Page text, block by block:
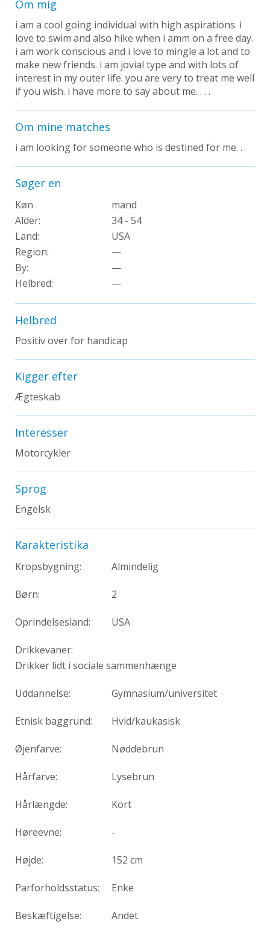
Om mig
i am a cool going individual with high aspirations. i
love to swim and also hike when i amm on a free day.
i am work conscious and i love to mingle a lot and to
make new friends. i am jovial type and with lots of
interest in my outer life. you are very to treat me well
if you wish. i have more to say about me. . . .
Om mine matches
i am looking for someone who is destined for me. .
Søger en
Køn
mand
Alder:
34 - 54
Land:
USA
Region:
—
By:
—
Helbred:
—
Helbred
Positiv over for handicap
Kigger efter
Ægteskab
Interesser
Motorcykler
Sprog
Engelsk
Karakteristika
Kropsbygning: Almindelig
Børn: 2
Oprindelsesland: USA
Drikkevaner:
Drikker lidt i sociale sammenhænge
Uddannelse: Gymnasium/universitet
Etnisk baggrund: Hvid/kaukasisk
Øjenfarve: Nøddebrun
Hårfarve: Lysebrun
Hårlængde: Kort
Høreevne: -
Højde: 152 cm
Parforholdsstatus: Enke
Beskæftigelse: Andet